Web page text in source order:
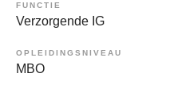
FUNCTIE
Verzorgende IG
OPLEIDINGSNIVEAU
MBO